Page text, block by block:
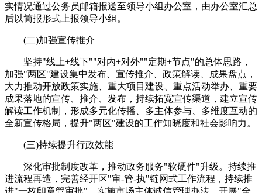
实情况通过公务员邮箱报送至领导小组办公室，由办公室汇总
后以简报形式上报领导小组。
(二)加强宣传推介
坚持"线上+线下""对内+对外""定期+节点"的总体思路，
加强"两区"建设集中发布、宣传推介、政策解读、成果盘点，
大力推动开放政策实施、重大项目建设、重点活动举办、重要
成果落地的宣传、推介、发布，持续拓宽宣传渠道，建立宣传
解读工作机制，形成多元化传播、多主体参与、多维度互动的
全新宣传格局，提升"两区"建设的工作知晓度和社会影响力。
(三)持续提升行政效能
深化审批制度改革，推动政务服务"软硬件"升级。持续推
进流程再造，完善经开区"审-管-执"链网式工作流程，持续推